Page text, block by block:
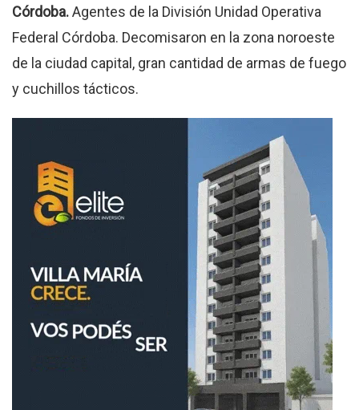
Córdoba.Agentes de la División Unidad Operativa
Federal Córdoba. Decomisaron en la zona noroeste
de la ciudad capital, gran cantidad de armas de fuego
y cuchillos tácticos.